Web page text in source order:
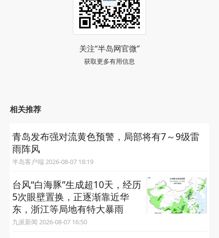
关注“半岛网官微”
获取更多有用信息
相关推荐
青岛发布强对流黄色预警，局部将有7～9级雷
雨阵风
半岛客户端 2026-08-07 18:19
台风“白海豚”生成超10天，经历
5次眼壁置换，正逐渐靠近华
东，浙江等局地有特大暴雨
九派新闻 2026-08-07 16:50